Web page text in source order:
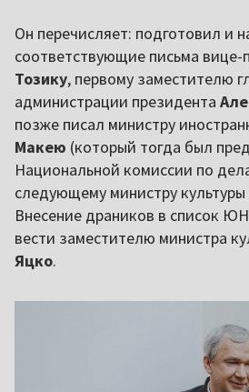
Он перечисляет: подготовил и
соответствующие письма вице-
Тозику, первому заместителю
администрации президента
позже писал министру
Макею (который тогда был
Национальной комиссии по
следующему министру культуры
Внесение драников в список
вести заместителю министра
Яцко.